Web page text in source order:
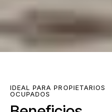
IDEAL PARA PROPIETARIOS
OCUPADOS